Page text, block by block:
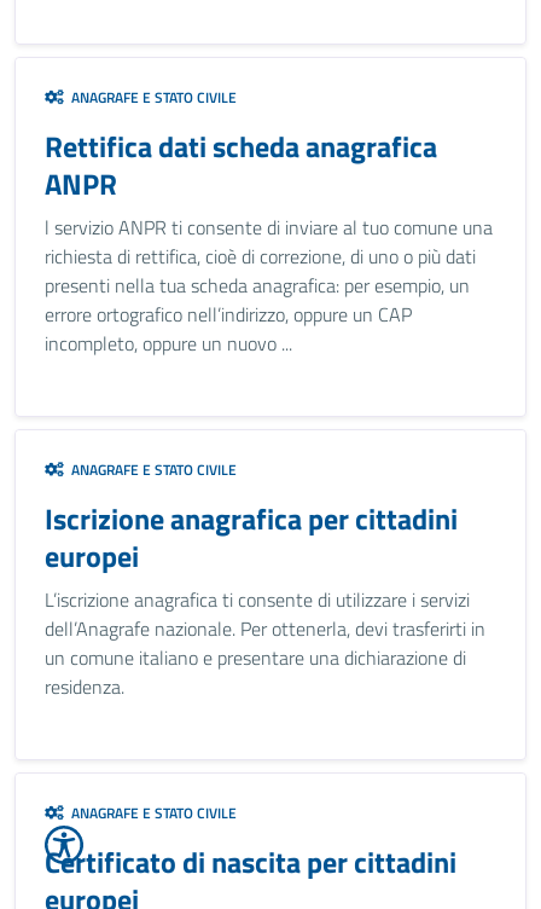
ANAGRAFE E STATO CIVILE
Rettifica dati scheda anagrafica
ANPR
l servizio ANPR ti consente di inviare al tuo comune una
richiesta di rettifica, cioè di correzione, di uno o più dati
presenti nella tua scheda anagrafica: per esempio, un
errore ortografico nell’indirizzo, oppure un CAP
incompleto, oppure un nuovo ...
ANAGRAFE E STATO CIVILE
Iscrizione anagrafica per cittadini
europei
L’iscrizione anagrafica ti consente di utilizzare i servizi
dell’Anagrafe nazionale. Per ottenerla, devi trasferirti in
un comune italiano e presentare una dichiarazione di
residenza.
ANAGRAFE E STATO CIVILE
Certificato di nascita per cittadini
europei